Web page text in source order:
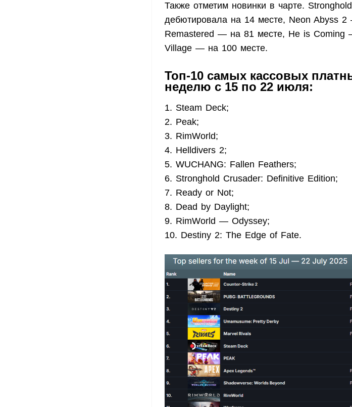
Также отметим новинки в чарте.
дебютировала на 14 месте, Neon Abyss
Remastered — на 81 месте, He is Coming
Village — на 100 месте.
Топ-10 самых кассовых
неделю с 15 по 22 июля:
1. Steam Deck;
2. Peak;
3. RimWorld;
4. Helldivers 2;
5. WUCHANG: Fallen Feathers;
6. Stronghold Crusader: Definitive Edition;
7. Ready or Not;
8. Dead by Daylight;
9. RimWorld — Odyssey;
10. Destiny 2: The Edge of Fate.